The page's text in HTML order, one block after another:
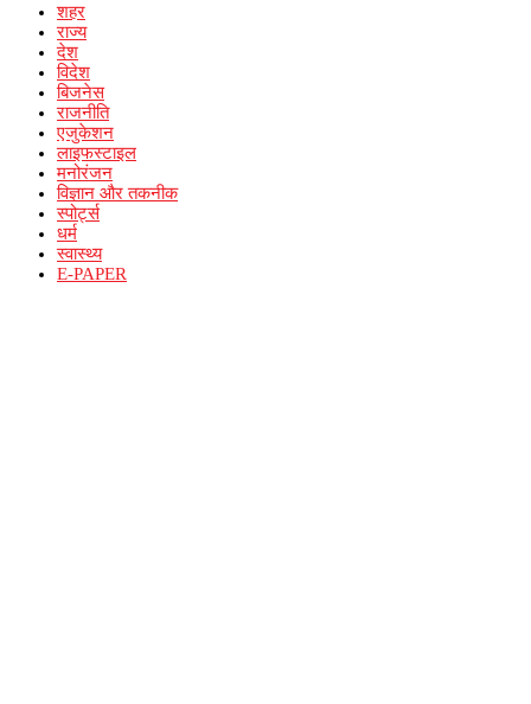
शहर
राज्य
देश
विदेश
बिजनेस
राजनीति
एजुकेशन
लाइफस्टाइल
मनोरंजन
विज्ञान और तकनीक
स्पोर्ट्स
धर्म
स्वास्थ्य
E-PAPER